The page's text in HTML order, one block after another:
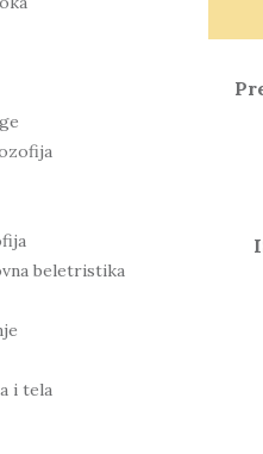
beletristika
i tela